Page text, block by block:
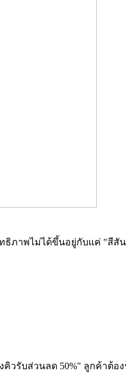
ภาพไม่ได้ขึ้นอยู่กับแค่ "สี
รับส่วนลด 50%" ลูกค้าต้อง